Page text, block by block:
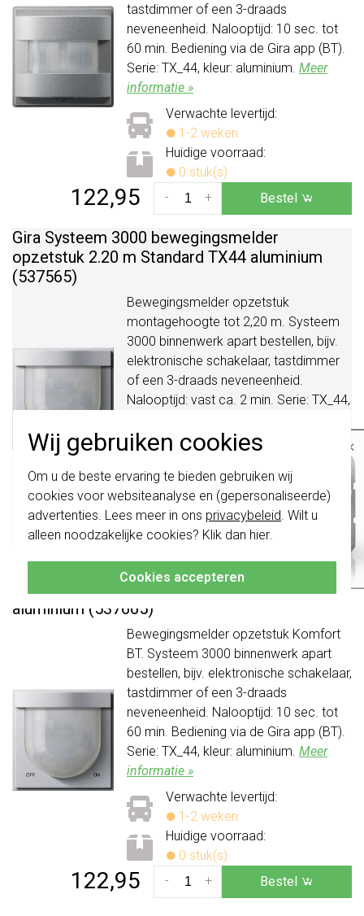
Wij gebruiken cookies
Om u de beste ervaring te bieden gebruiken wij
cookies voor websiteanalyse en (gepersonaliseerde)
advertenties. Lees meer in ons privacybeleid . Wilt u
alleen noodzakelijke cookies? Klik dan hier
Cookies accepteren
tastdimmer of een 3-draads
neveneenheid. Nalooptijd: 10 sec. tot
60 min. Bediening via de Gira app (BT).
Serie: TX_44, kleur: aluminium. Meer
informatie »
Verwachte levertijd:
1-2 weken
Huidige voorraad:
0 stuk(s)
122,95 +
- Bestel
Gira Systeem 3000 bewegingsmelder
opzetstuk 2.20 m Standard TX44 aluminium
(537565)
Bewegingsmelder opzetstuk
montagehoogte tot 2,20 m. Systeem
3000 binnenwerk apart bestellen, bijv.
elektronische schakelaar, tastdimmer
of een 3-draads neveneenheid.
Nalooptijd: vast ca. 2 min. Serie: TX_44,
Verwachte levertijd:
Huidige voorraad:
0 stuk(s)
81,95 +
- Bestel
Gira Systeem 3000 bewegingsmelder
opzetstuk 2.20 m Komfort Bluetooth TX44
aluminium (537665)
Bewegingsmelder opzetstuk Komfort
BT. Systeem 3000 binnenwerk apart
bestellen, bijv. elektronische schakelaar,
tastdimmer of een 3-draads
neveneenheid. Nalooptijd: 10 sec. tot
60 min. Bediening via de Gira app (BT).
Serie: TX_44, kleur: aluminium. Meer
informatie »
Verwachte levertijd:
1-2 weken
Huidige voorraad:
0 stuk(s)
122,95 +
- Bestel
×
schakelwippen zijn vernieuwd. Ze zijn
niette combineren met de schakelaars
van vóór augustus 2024.
Klik hiervoor meer informatie, zodat je